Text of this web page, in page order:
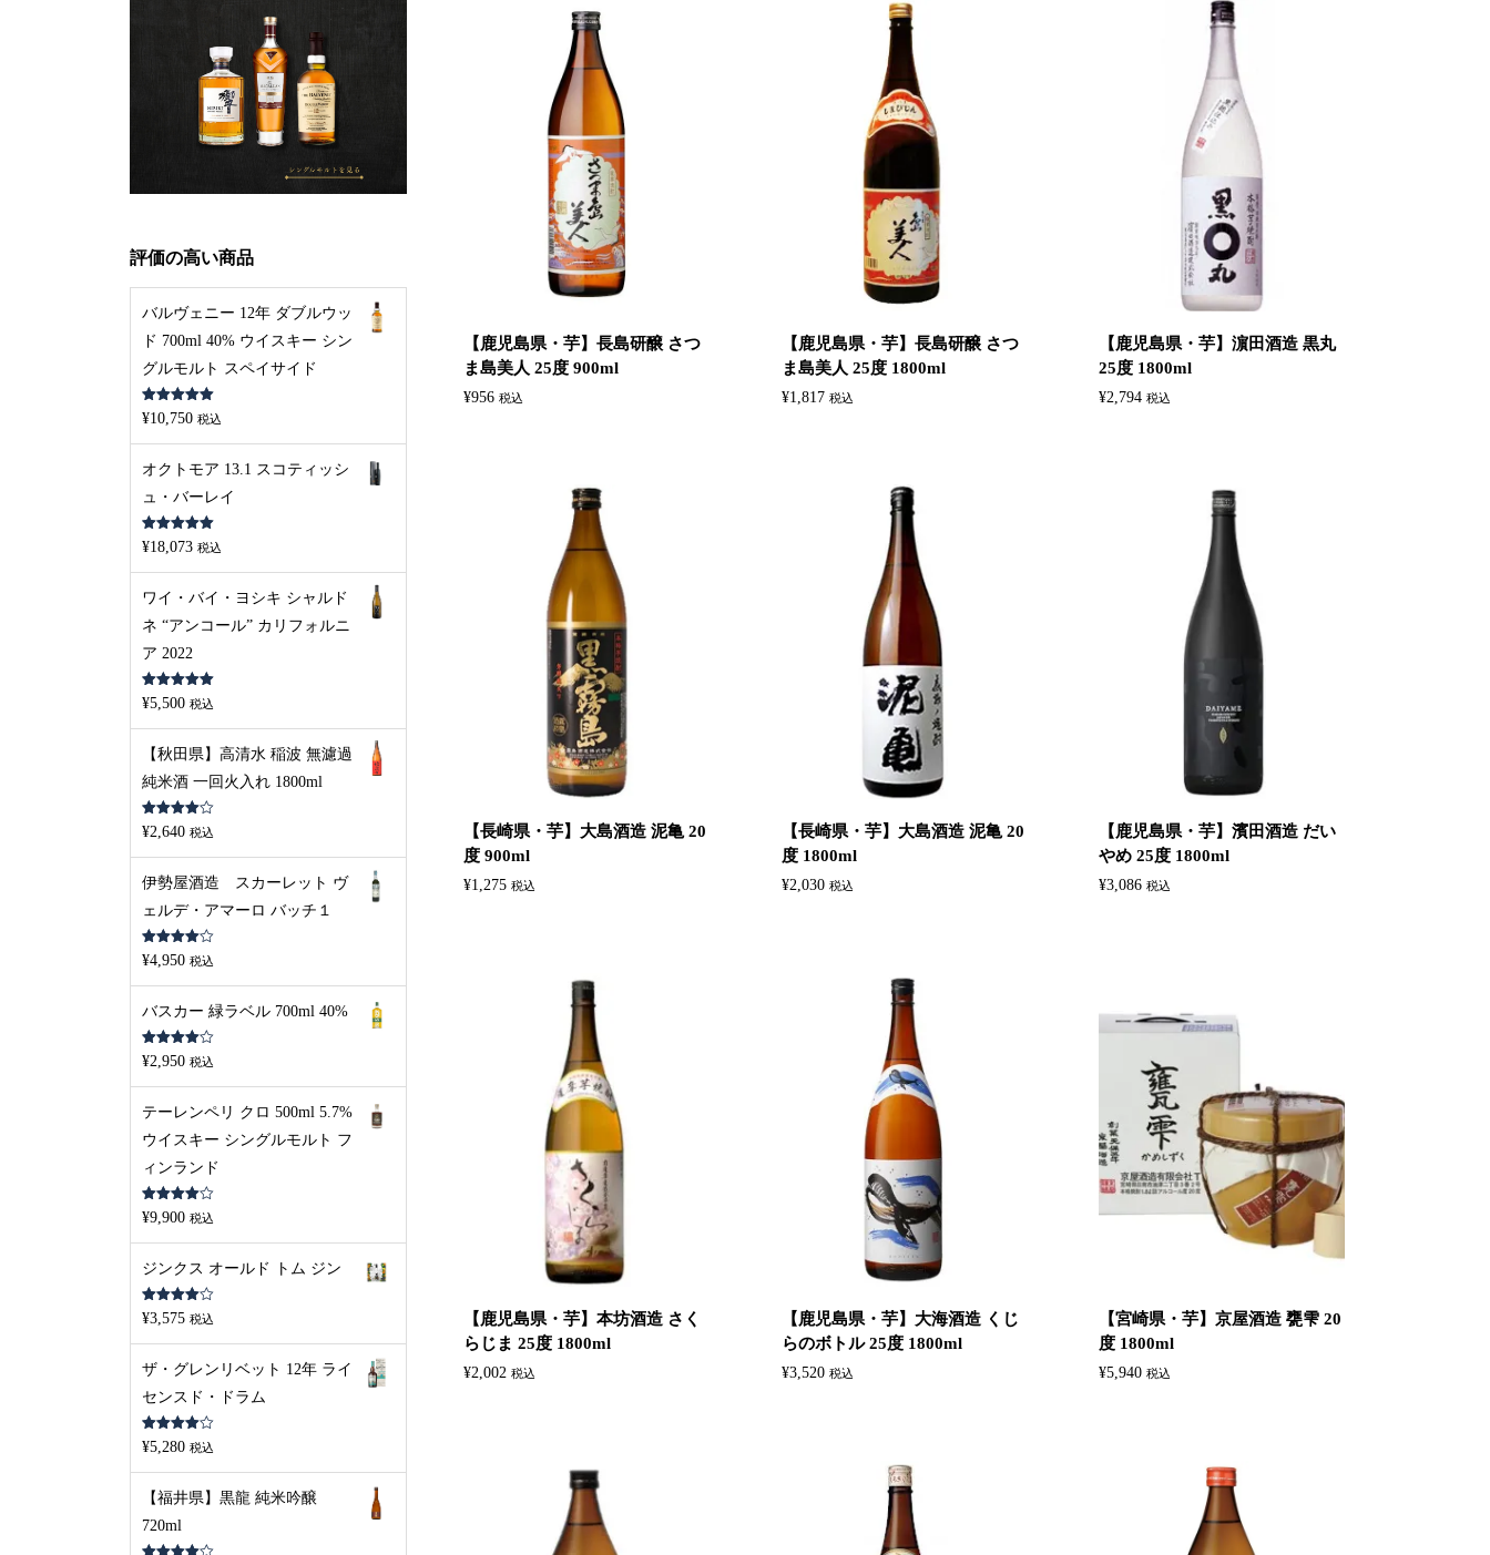
【鹿児島県・芋】長島研醸 さつ
ま島美人 25度 900ml
¥956 税込
【鹿児島県・芋】長島研醸 さつ
ま島美人 25度 1800ml
¥1,817 税込
【鹿児島県・芋】濵田酒造 黒丸
25度 1800ml
¥2,794 税込
【長崎県・芋】大島酒造 泥亀 20
度 900ml
¥1,275 税込
【長崎県・芋】大島酒造 泥亀 20
度 1800ml
¥2,030 税込
【鹿児島県・芋】濱田酒造 だい
やめ 25度 1800ml
¥3,086 税込
【鹿児島県・芋】本坊酒造 さく
らじま 25度 1800ml
¥2,002 税込
【鹿児島県・芋】大海酒造 くじ
らのボトル 25度 1800ml
¥3,520 税込
【宮崎県・芋】京屋酒造 甕雫 20
度 1800ml
¥5,940 税込
評価の高い商品
バルヴェニー 12年 ダブルウッ
ド 700ml 40% ウイスキー シン
グルモルト スペイサイド
5段階中5.00
の評価
¥10,750 税込
オクトモア 13.1 スコティッシ
ュ・バーレイ
5段階中5.00
の評価
¥18,073 税込
ワイ・バイ・ヨシキ シャルド
ネ “アンコール” カリフォルニ
ア 2022
5段階中 5.00
の評価
¥5,500 税込
【秋田県】高清水 稲波 無濾過
純米酒 一回火入れ 1800ml
5段階中
4.00の評
¥2,640 税込
伊勢屋酒造 スカーレット ヴ
ェルデ・アマーロ バッチ１
5段階中
4.00の評
¥4,950 税込
バスカー 緑ラベル 700ml 40%
5段階中
4.00の評
¥2,950 税込
テーレンペリ クロ 500ml 5.7%
ウイスキー シングルモルト フ
ィンランド
5段階中
4.00の評
¥9,900 税込
ジンクス オールド トム ジン
5段階中
4.00の評
¥3,575 税込
ザ・グレンリベット 12年 ライ
センスド・ドラム
5段階中
4.00の評
¥5,280 税込
【福井県】黒龍 純米吟醸
720ml